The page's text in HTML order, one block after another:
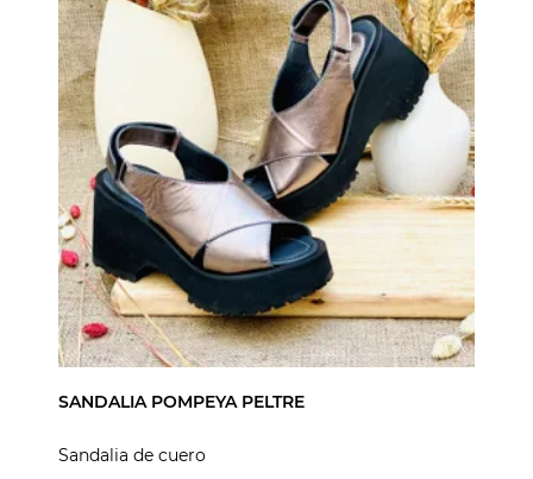
SANDALIA POMPEYA PELTRE
Sandalia de cuero